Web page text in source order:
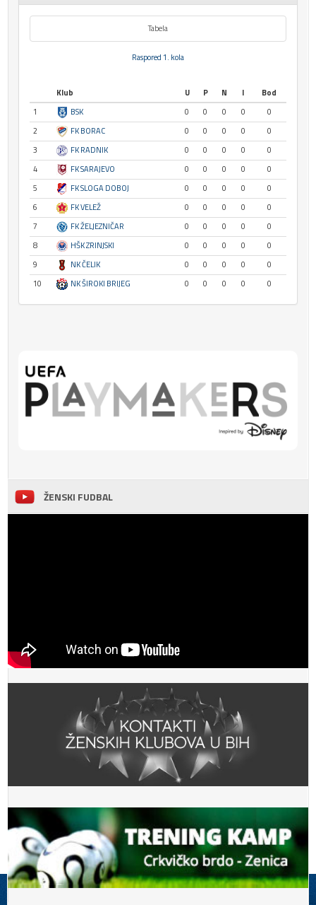
Tabela
Raspored 1. kola
Klub U P N I
Bod
1
BSK 0 0 0 0
0
2
FK BORAC 0 0 0 0
0
3
FK RADNIK 0 0 0 0
0
4
FK SARAJEVO 0 0 0 0
0
5
FK SLOGA DOBOJ 0 0 0 0
0
6
FK VELEŽ 0 0 0 0
0
7
FK ŽELJEZNIČAR 0 0 0 0
0
8
HŠK ZRINJSKI 0 0 0 0
0
9
NK ČELIK 0 0 0 0
0
10
NK ŠIROKI BRIJEG 0 0 0 0 0
ŽENSKI FUDBAL